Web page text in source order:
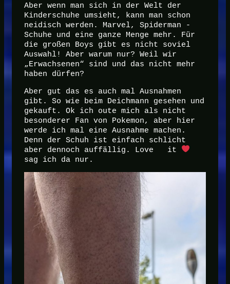
Aber wenn man sich in der Welt der
Kinderschuhe umsieht, kann man schon
neidisch werden. Marvel, Spiderman -
Schuhe und eine ganze Menge mehr. Für
die großen Boys gibt es nicht soviel
Auswahl! Aber warum nur? Weil wir
„Erwachsenen“ sind und das nicht mehr
haben dürfen?
Aber gut das es auch mal Ausnahmen
gibt. So wie beim Deichmann gesehen und
gekauft. Ok ich oute mich als nicht
besonderer Fan von Pokemon, aber hier
werde ich mal eine Ausnahme machen.
Denn der Schuh ist einfach schlicht
aber dennoch auffällig. Love it
sag ich da nur.